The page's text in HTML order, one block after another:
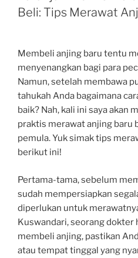
Beli: Tips Merawat
Membeli anjing baru tentu
menyenangkan bagi para
Namun, setelah membawa
tahukah Anda bagaimana
baik? Nah, kali ini saya akan
praktis merawat anjing baru
pemula. Yuk simak tips
berikut ini!
Pertama-tama, sebelum
sudah mempersiapkan
diperlukan untuk
Kuswandari, seorang dokter
membeli anjing, pastikan
atau tempat tinggal yang